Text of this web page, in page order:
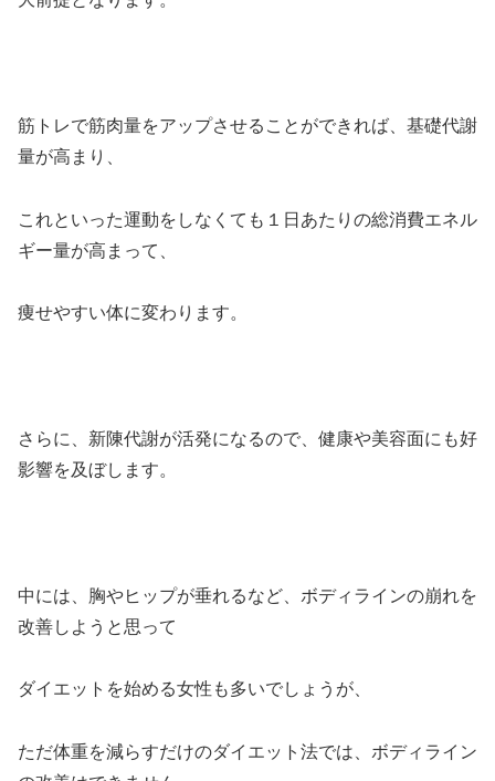
筋トレで筋肉量をアップさせることができれば、基礎代謝
量が高まり、
これといった運動をしなくても１日あたりの総消費エネル
ギー量が高まって、
痩せやすい体に変わります。
さらに、新陳代謝が活発になるので、健康や美容面にも好
影響を及ぼします。
中には、胸やヒップが垂れるなど、ボディラインの崩れを
改善しようと思って
ダイエットを始める女性も多いでしょうが、
ただ体重を減らすだけのダイエット法では、ボディライン